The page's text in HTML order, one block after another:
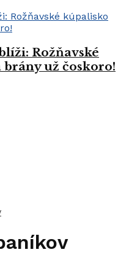
Rožňavské
už čoskoro!